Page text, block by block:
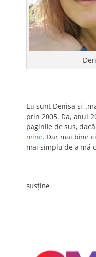
Eu sunt Denisa și
prin 2005. Da, anul
paginile de sus,
mine. Dar mai bine
mai simplu de a mă
susține